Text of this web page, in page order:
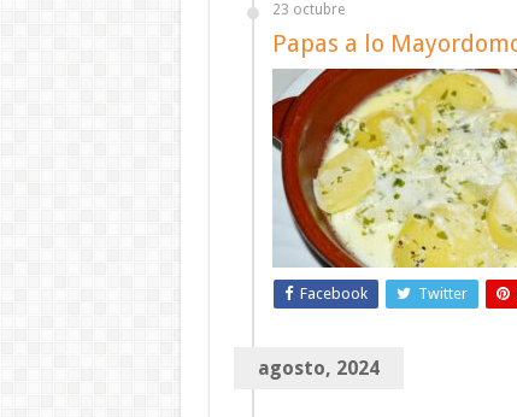
23 octubre
Papas a lo
Facebook Twitter
agosto, 2024